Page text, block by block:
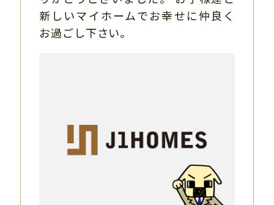
新しいマイホームでお幸せに仲良く
お過ごし下さい。